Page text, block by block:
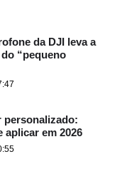
da DJI leva a
“pequeno
personalizado:
aplicar em 2026